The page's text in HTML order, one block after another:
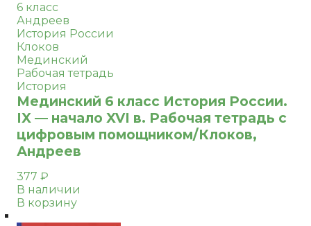
6 класс
Андреев
История России
Клоков
Мединский
Рабочая тетрадь
История
Мединский 6 класс История России.
IX — начало XVI в. Рабочая тетрадь с
цифровым помощником/Клоков,
Андреев
377 ₽
В наличии
В корзину